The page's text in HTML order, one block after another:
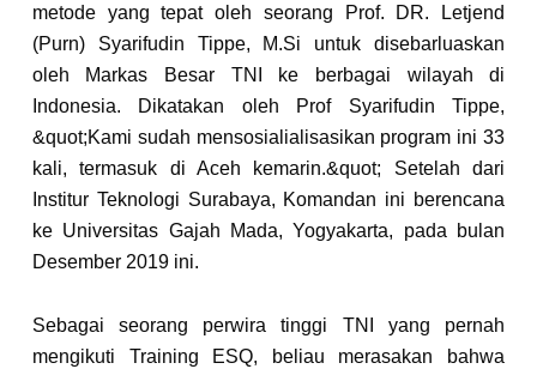
metode yang tepat oleh seorang Prof. DR. Letjend
(Purn) Syarifudin Tippe, M.Si untuk disebarluaskan
oleh Markas Besar TNI ke berbagai wilayah di
Indonesia. Dikatakan oleh Prof Syarifudin Tippe,
&quot;Kami sudah mensosialialisasikan program ini 33
kali, termasuk di Aceh kemarin.&quot; Setelah dari
Institur Teknologi Surabaya, Komandan ini berencana
ke Universitas Gajah Mada, Yogyakarta, pada bulan
Desember 2019 ini.
Sebagai seorang perwira tinggi TNI yang pernah
mengikuti Training ESQ, beliau merasakan bahwa